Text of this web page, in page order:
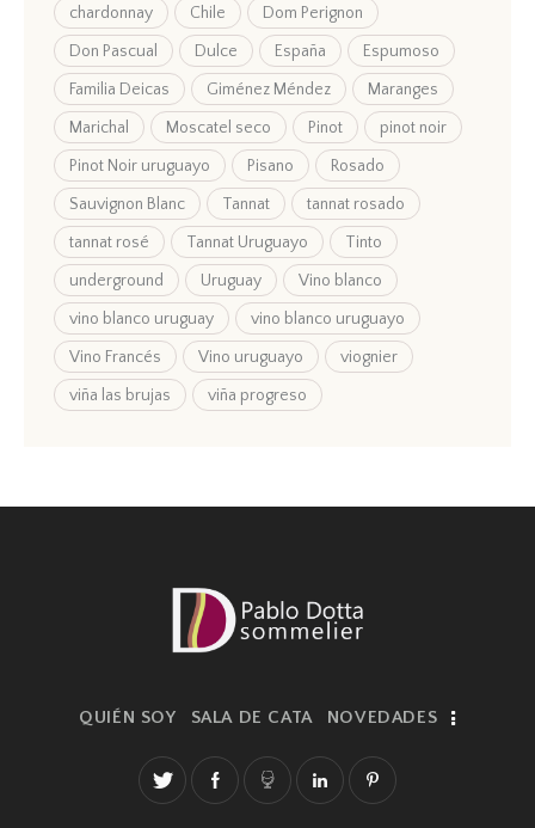
chardonnay
Chile
Dom Perignon
Don Pascual
Dulce España
Espumoso
Familia Deicas
Giménez Méndez
Maranges
Marichal
Moscatel seco Pinot
pinot noir
Pinot Noir uruguayo
Pisano
Rosado
Sauvignon Blanc
Tannat
tannat rosado
tannat rosé
Tannat Uruguayo
Tinto
underground
Uruguay
Vino blanco
vino blanco uruguay
vino blanco uruguayo
Vino Francés
Vino uruguayo
viognier
viña las brujas
viña progreso
QUIÉN SOY SALA DE CATA NOVEDADES